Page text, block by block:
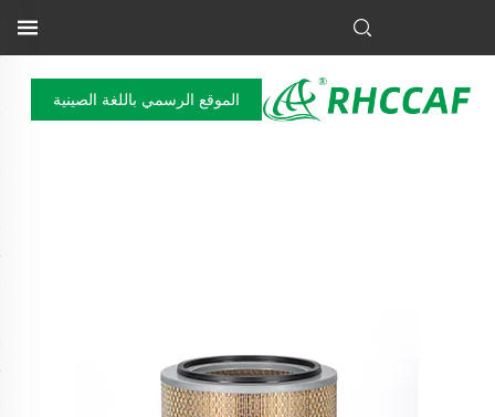
الموقع الرسمي باللغة الصينية